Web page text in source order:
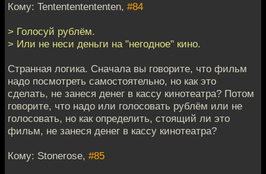
Кому: Tentententententen, #84
> Голосуй рублём.
> Или не неси деньги на "негодное" кино.
Странная логика. Сначала вы говорите, что фильм
надо посмотреть самостоятельно, но как это
сделать, не занеся денег в кассу кинотеатра? Потом
говорите, что надо или голосовать рублём или не
голосовать, но как определить, стоящий ли это
фильм, не занеся денег в кассу кинотеатра?
Кому: Stonerose, #85